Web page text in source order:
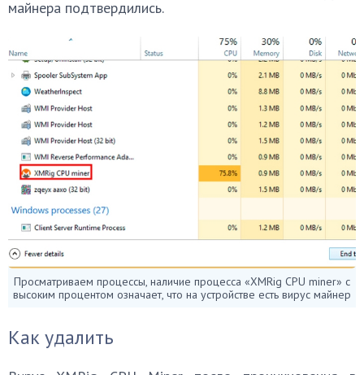
майнера подтвердились.
Просматриваем процессы, наличие процесса «XMRig CPU miner» с
высоким процентом означает, что на устройстве есть вирус майнер
Как удалить